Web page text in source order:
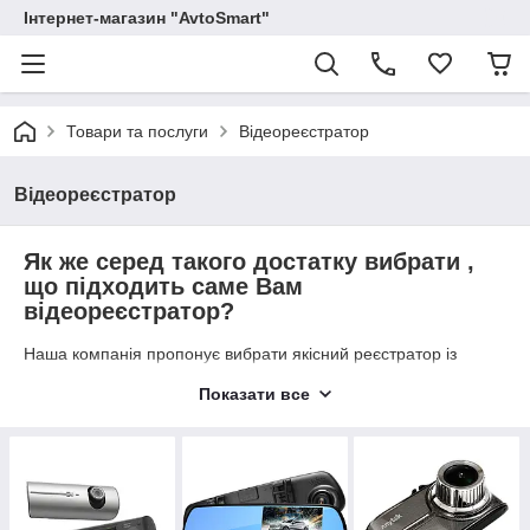
Інтернет-магазин "AvtoSmart"
Товари та послуги Відеореєстратор
Відеореєстратор
Як же серед такого достатку вибрати ,
що підходить саме Вам
відеореєстратор?
Наша компанія пропонує вибрати якісний реєстратор із
Умовно відеореєстратори можна розділити на 3
Середнього класу на 2 камери з гарною якістю
знімання
Показати все